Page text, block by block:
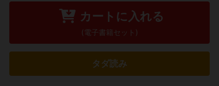
カートに入れる
(電子書籍セット)
タダ読み